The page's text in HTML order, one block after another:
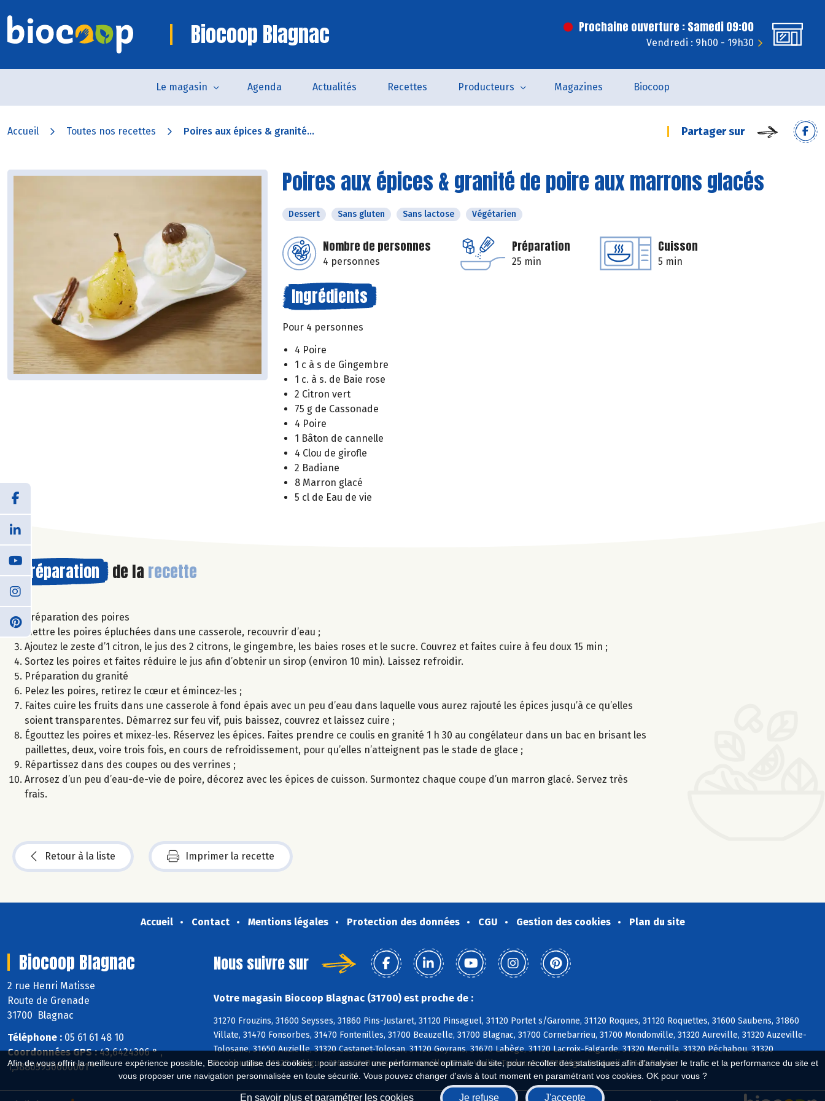
Afin de vous offrir la meilleure expérience possible, Biocoop utilise des cookies : pour assurer une performance optimale du site, pour récolter des statistiques afin d'analyser le trafic et la performance du site et
vous proposer une navigation personnalisée en toute sécurité. Vous pouvez changer d'avis à tout moment en paramétrant vos cookies. OK pour vous ?
En savoir plus et paramétrer les cookies Je refuse J'accepte
Biocoop Blagnac Prochaine ouverture : Samedi 09:00
Vendredi : 9h00 - 19h30
Le magasin Agenda Actualités Recettes Producteurs Magazines Biocoop
Accueil Toutes nos recettes Poires aux épices & granité... Partager sur
Poires aux épices & granité de poire aux marrons glacés
Dessert Sans gluten Sans lactose Végétarien
Nombre de personnes
4 personnes
Préparation
25 min
Cuisson
5 min
Ingrédients
Pour 4 personnes
4 Poire
1 c à s de Gingembre
1 c. à s. de Baie rose
2 Citron vert
75 g de Cassonade
4 Poire
1 Bâton de cannelle
4 Clou de girofle
2 Badiane
8 Marron glacé
5 cl de Eau de vie
Préparation de la recette
Préparation des poires
Mettre les poires épluchées dans une casserole, recouvrir d’eau ;
Ajoutez le zeste d’1 citron, le jus des 2 citrons, le gingembre, les baies roses et le sucre. Couvrez et faites cuire à feu doux 15 min ;
Sortez les poires et faites réduire le jus afin d’obtenir un sirop (environ 10 min). Laissez refroidir.
Préparation du granité
Pelez les poires, retirez le cœur et émincez-les ;
Faites cuire les fruits dans une casserole à fond épais avec un peu d’eau dans laquelle vous aurez rajouté les épices jusqu’à ce qu’elles
soient transparentes. Démarrez sur feu vif, puis baissez, couvrez et laissez cuire ;
Égouttez les poires et mixez-les. Réservez les épices. Faites prendre ce coulis en granité 1 h 30 au congélateur dans un bac en brisant les
paillettes, deux, voire trois fois, en cours de refroidissement, pour qu’elles n’atteignent pas le stade de glace ;
Répartissez dans des coupes ou des verrines ;
Arrosez d’un peu d’eau-de-vie de poire, décorez avec les épices de cuisson. Surmontez chaque coupe d’un marron glacé. Servez très
frais.
Retour à la liste Imprimer la recette
Accueil Contact Mentions légales Protection des données CGU Gestion des cookies Plan du site
Biocoop Blagnac
2 rue Henri Matisse
Route de Grenade
31700 Blagnac
Téléphone : 05 61 61 48 10
Coordonnées GPS :43,6424306 ° ,
1,38805930000001 °
Nous suivre sur
Votre magasin Biocoop Blagnac (31700) est proche de :
31270 Frouzins, 31600 Seysses, 31860 Pins-Justaret, 31120 Pinsaguel, 31120 Portet s/Garonne, 31120 Roques, 31120 Roquettes, 31600 Saubens, 31860
Villate, 31470 Fonsorbes, 31470 Fontenilles, 31700 Beauzelle, 31700 Blagnac, 31700 Cornebarrieu, 31700 Mondonville, 31320 Aureville, 31320 Auzeville-
Tolosane, 31650 Auzielle, 31320 Castanet-Tolosan, 31120 Goyrans, 31670 Labège, 31120 Lacroix-Falgarde, 31320 Mervilla, 31320 Péchabou, 31320
Pechbusque, 31320 Rebigue, 31650 St-Orens-de-Gameville, 31320 Vieille-Toulouse, 31320 Vigoulet-Auzil, 31620 Bouloc